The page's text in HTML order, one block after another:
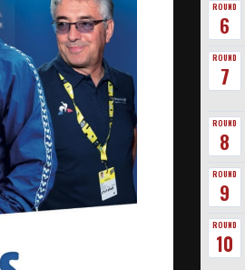
ROUND
6
ROUND
7
ROUND
8
ROUND
9
ROUND
10